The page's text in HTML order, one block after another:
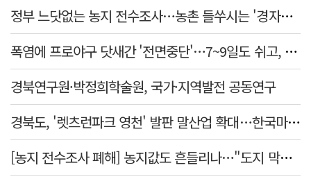
정부 느닷없는 농지 전수조사…농촌 들쑤시는 '경자유전'의 칼날
폭염에 프로야구 닷새간 '전면중단'…7~9일도 쉬고, 11일 재개
경북연구원·박정희학술원, 국가·지역발전 공동연구
경북도, '렛츠런파크 영천' 발판 말산업 확대…한국마사회 유치도 총력
[농지 전수조사 폐해] 농지값도 흔들리나…"도지 막히면 헐값 매물 나올 수도"